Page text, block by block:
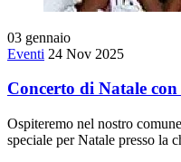
03 gennaio
Eventi 24 Nov 2025
Concerto di Natale
Ospiteremo nel nostro
speciale per Natale presso la